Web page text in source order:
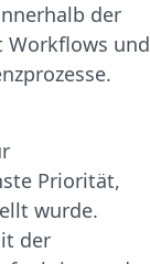
der
und
Priorität,
wurde.
der